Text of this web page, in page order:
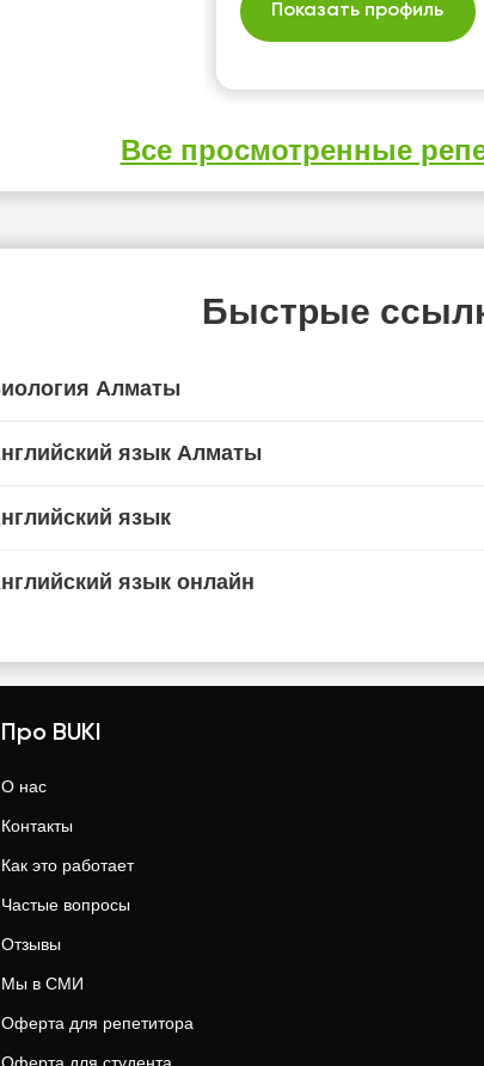
Показать профиль
Все просмотренные
Быстрые
Алматы
язык Алматы
язык
язык онлайн
Про BUKI
О нас
Контакты
Как это работает
Частые вопросы
Отзывы
Мы в СМИ
Оферта для репетитора